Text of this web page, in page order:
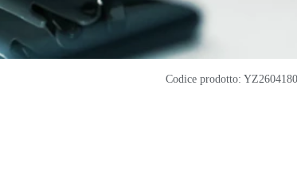
Codice prodotto: